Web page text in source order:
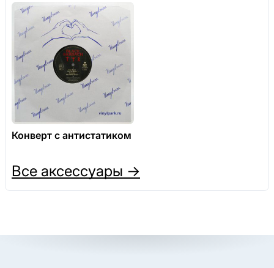
Конверт с антистатиком
Все аксессуары →